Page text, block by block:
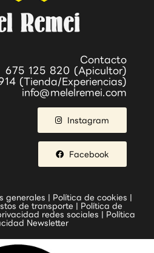
Contacto
675 125 820 (Apicultor)
(Tienda/Experiencias)
info@melelremei.com
Instagram
Facebook
generales | Política de cookies |
de transporte | Política de
redes sociales | Política
Newsletter